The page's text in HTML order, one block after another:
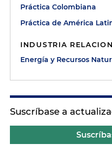
Práctica Colombiana
Práctica de América
INDUSTRIA
Energía y Recursos
Suscríbase a